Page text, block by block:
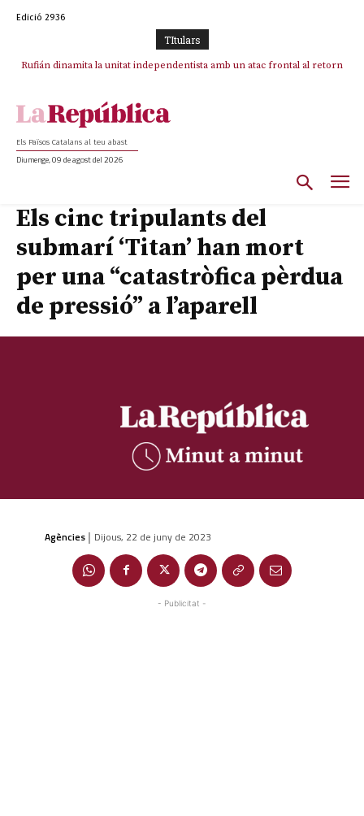
Edició 2936
TItulars
Rufián dinamita la unitat independentista amb un atac frontal al retorn
Puigdemont reivindica la transparència del seu retorn i manté el pols
Els Països Catalans al teu abast
Diumenge, 09 de agost del 2026
Els cinc tripulants del
submarí ‘Titan’ han mort
per una “catastròfica pèrdua
de pressió” a l’aparell
Agències | Dijous, 22 de juny de 2023
- Publicitat -